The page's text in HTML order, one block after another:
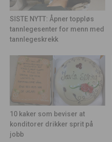
SISTE NYTT: Åpner toppløs
tannlegesenter for menn med
tannlegeskrekk
10 kaker som beviser at
konditorer drikker sprit på
jobb